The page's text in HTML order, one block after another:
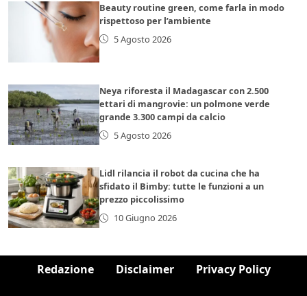
Beauty routine green, come farla in modo
rispettoso per l’ambiente
5 Agosto 2026
Neya riforesta il Madagascar con 2.500
ettari di mangrovie: un polmone verde
grande 3.300 campi da calcio
5 Agosto 2026
Lidl rilancia il robot da cucina che ha
sfidato il Bimby: tutte le funzioni a un
prezzo piccolissimo
10 Giugno 2026
Redazione Disclaimer Privacy Policy